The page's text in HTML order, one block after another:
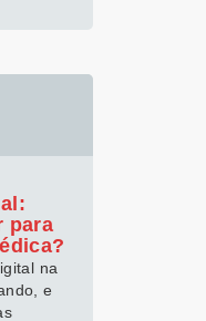
para
na
e